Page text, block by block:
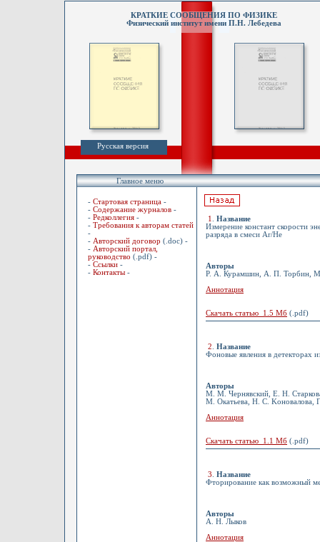
КРАТКИЕ СООБЩЕНИЯ ПО ФИЗИКЕ
Физический институт имени П.Н. Лебедева
Русская версия
Главное меню
- Стартовая страница -
- Содержание журналов -
- Редколлегия -
- Требования к авторам статей
-
- Авторский договор (.doc) -
- Авторский портал,
руководство (.pdf) -
- Ссылки -
- Контакты -
1
Название
Измерение констант скорости
разряда в смеси Ar/He
Авторы
Р. А. Курамшин, А. П. Торбин,
Аннотация
Скачать статью 1.5 Мб (.pdf)
2
Название
Фоновые явления в детекторах
Авторы
М. М. Чернявский, Е. Н.
М. Oкатьева, Н. С. Kоновалова,
Аннотация
Скачать статью 1.1 Мб (.pdf)
3
Название
Фторирование как возможный
Авторы
А. Н. Лыков
Аннотация